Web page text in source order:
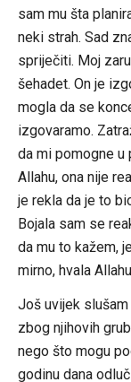
sam mu šta
neki strah. Sad
spriječiti. Moj
šehadet. On je
mogla da se
izgovaramo.
da mi pomogne u
Allahu, ona nije
je rekla da je to
Bojala sam se
da mu to kažem,
mirno, hvala
Još uvijek
zbog njihovih
nego što mogu
godinu dana